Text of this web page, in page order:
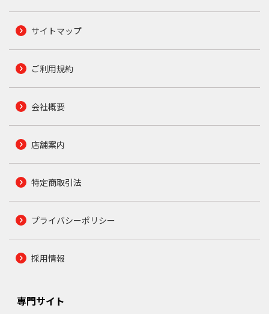
サイトマップ
ご利用規約
会社概要
店舗案内
特定商取引法
プライバシーポリシー
採用情報
専門サイト